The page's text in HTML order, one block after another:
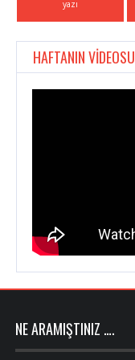
yazı
HAFTANIN VİDEOSU
NE ARAMIŞTINIZ ….